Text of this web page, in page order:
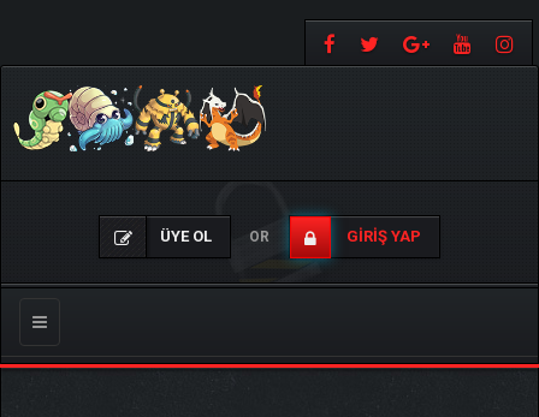
ÜYE OL OR GIRIŞ YAP
Gezinmeyi
Değiştir